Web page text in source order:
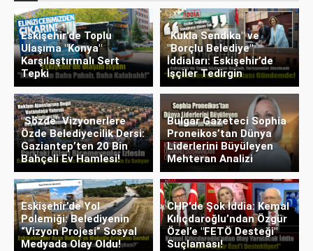
Eskişehir’de Toplu
Ulaşıma "Konya"
Karşılaştırmalı Sert
Tepki
"Kukla Sendika" ve
"Borçlu Belediye"
İddiaları: Eskişehir’de
İşçiler Tedirgin
"Sözde" Vizyonerlere
Özde Belediyecilik Dersi:
Gaziantep’ten 20 Bin
Bahçeli Ev Hamlesi!
Bulgar Gazeteci Sophia
Proneikos’tan Dünya
Liderlerini Büyüleyen
Mehteran Analizi
Eskişehir’de Yol
Polemiği: Belediyenin
“Vizyon Projesi” Sosyal
Medyada Olay Oldu!
CHP’de Şok İddia: Kemal
Kılıçdaroğlu’ndan Özgür
Özel’e "FETÖ Desteği"
Suçlaması!